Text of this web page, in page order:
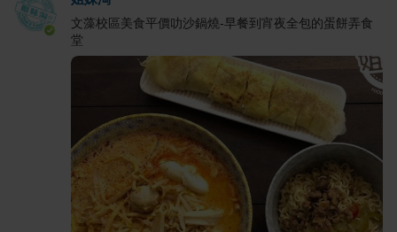
文藻校區美食平價叻沙鍋燒-早餐到宵夜全包的蛋餅弄食
堂